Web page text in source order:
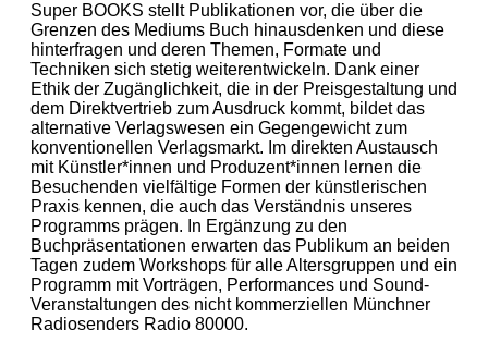
Super BOOKS stellt Publikationen vor, die über die
Grenzen des Mediums Buch hinausdenken und diese
hinterfragen und deren Themen, Formate und
Techniken sich stetig weiterentwickeln. Dank einer
Ethik der Zugänglichkeit, die in der Preisgestaltung und
dem Direktvertrieb zum Ausdruck kommt, bildet das
alternative Verlagswesen ein Gegengewicht zum
konven­tio­nellen Verlagsmarkt. Im direkten Austausch
mit Künstler*in­nen und Produzent*innen lernen die
Besuchenden vielfältige Formen der künst­lerischen
Praxis kennen, die auch das Verständnis unseres
Programms prägen. In Ergänzung zu den
Buchpräsentationen erwarten das Publikum an bei­den
Tagen zudem Workshops für alle Altersgruppen und ein
Programm mit Vorträgen, Per­formances und Sound-
Veranstaltungen des nicht kommerziellen Mün­ch­ner
Radio­senders Radio 80000.